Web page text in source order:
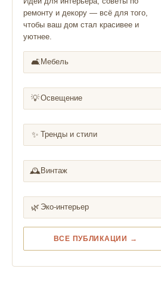
ремонту и декору — всё для того,
чтобы ваш дом стал красивее и
уютнее.
🛋️ Мебель
💡Освещение
✨ Тренды и стили
🕰️ Винтаж
🌿 Эко-интерьер
ВСЕ ПУБЛИКАЦИИ →